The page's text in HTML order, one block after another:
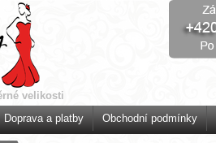
velikosti
Doprava a platby Obchodní podmínky